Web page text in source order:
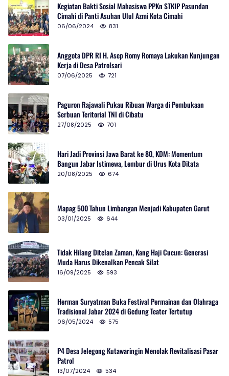
Kegiatan Bakti Sosial Mahasiswa PPKn STKIP Pasundan
Cimahi di Panti Asuhan Ulul Azmi Kota Cimahi
06/06/2024 831
Anggota DPR RI H. Asep Romy Romaya Lakukan Kunjungan
Kerja di Desa Patrolsari
07/06/2025 721
Paguron Rajawali Pukau Ribuan Warga di Pembukaan
Serbuan Teritorial TNI di Cibatu
27/08/2025 701
Hari Jadi Provinsi Jawa Barat ke 80, KDM: Momentum
Bangun Jabar Istimewa, Lembur di Urus Kota Ditata
20/08/2025 674
Mapag 500 Tahun Limbangan Menjadi Kabupaten Garut
03/01/2025 644
Tidak Hilang Ditelan Zaman, Kang Haji Cucun: Generasi
Muda Harus Dikenalkan Pencak Silat
16/09/2025 593
Herman Suryatman Buka Festival Permainan dan Olahraga
Tradisional Jabar 2024 di Gedung Teater Tertutup
06/05/2024 575
P4 Desa Jelegong Kutawaringin Menolak Revitalisasi Pasar
Patrol
13/07/2024 534